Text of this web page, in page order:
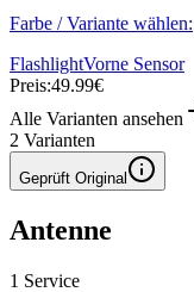
Farbe / Variante wählen:
FlashlightVorne Sensor
Preis:49.99€
Alle Varianten ansehen
2 Varianten
Geprüft Original
Antenne
1 Service